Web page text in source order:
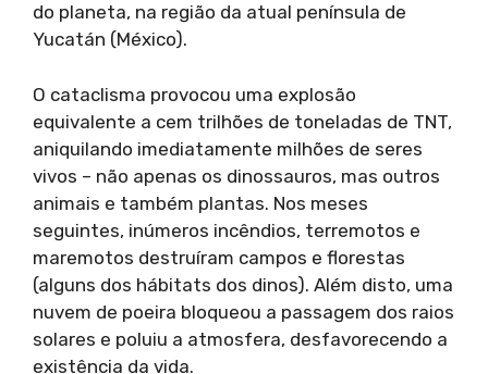
do planeta, na região da atual península de
Yucatán (México).
O cataclisma provocou uma explosão
equivalente a cem trilhões de toneladas de TNT,
aniquilando imediatamente milhões de seres
vivos – não apenas os dinossauros, mas outros
animais e também plantas. Nos meses
seguintes, inúmeros incêndios, terremotos e
maremotos destruíram campos e florestas
(alguns dos hábitats dos dinos). Além disto, uma
nuvem de poeira bloqueou a passagem dos raios
solares e poluiu a atmosfera, desfavorecendo a
existência da vida.